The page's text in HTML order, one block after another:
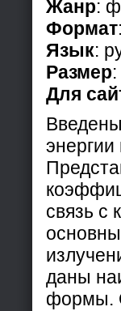
Жанр:
Формат
Язык:
Размер
Для
энергии
связь с
даны
формы.